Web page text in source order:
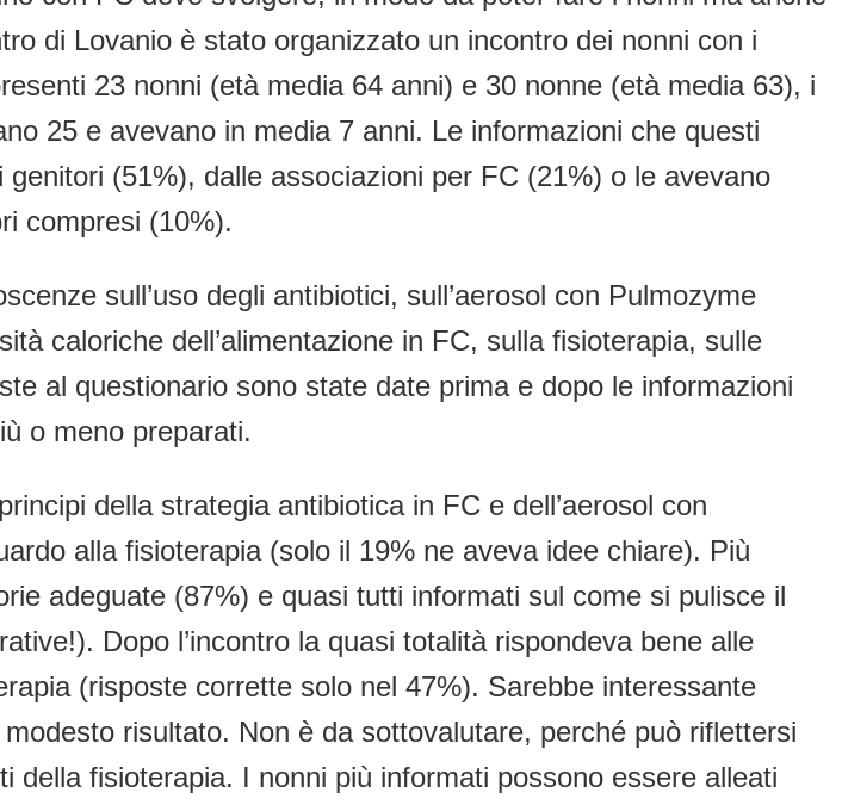
di Lovanio è stato organizzato un incontro dei nonni con i
23 nonni (età media 64 anni) e 30 nonne (età media 63), i
25 e avevano in media 7 anni. Le informazioni che questi
(51%), dalle associazioni per FC (21%) o le avevano
compresi (10%).
sull’uso degli antibiotici, sull’aerosol con Pulmozyme
caloriche dell’alimentazione in FC, sulla fisioterapia, sulle
al questionario sono state date prima e dopo le informazioni
o meno preparati.
della strategia antibiotica in FC e dell’aerosol con
alla fisioterapia (solo il 19% ne aveva idee chiare). Più
adeguate (87%) e quasi tutti informati sul come si pulisce il
Dopo l’incontro la quasi totalità rispondeva bene alle
(risposte corrette solo nel 47%). Sarebbe interessante
risultato. Non è da sottovalutare, perché può riflettersi
della fisioterapia. I nonni più informati possono essere alleati